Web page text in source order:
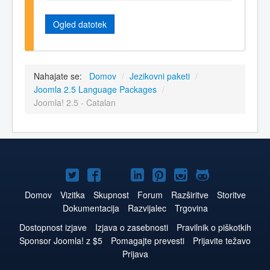
Ogled datotek
Nahajate se: Domov / Jezikovni paketi /
Joomla 2.5 Language Packages /
Joomla! 2.5 - Catalan
Joomla!
na
Twitter
Joomla!
na
Facebook
Joomla!
na
YouTube
Joomla!
na
LinkedIn
Joomla!
na
Pinterest
Joomla!
na
Instagram
Joomla!
na
GitHub
Domov Vizitka Skupnost Forum Razširitve
Storitve
Dokumentacija
Razvijalec
Trgovina
Dostopnost izjave
Izjava o zasebnosti
Pravilnik o piškotkih
Sponsor Joomla! z $5
Pomagajte prevesti
Prijavite težavo
Prijava